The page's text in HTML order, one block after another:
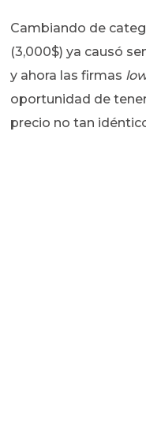
Cambiando de
(3,000$) ya causó
y ahora las firmas
oportunidad de
precio no tan